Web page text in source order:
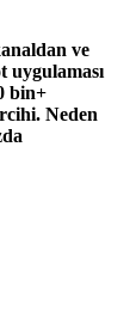
ve
uygulaması
bin+
Neden